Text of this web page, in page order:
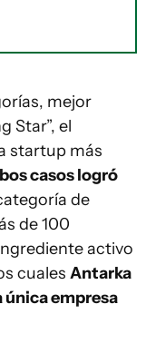
mejor
Star”, el
startup más
casos logró
de
de 100
activo
cuales Antarka
única empresa